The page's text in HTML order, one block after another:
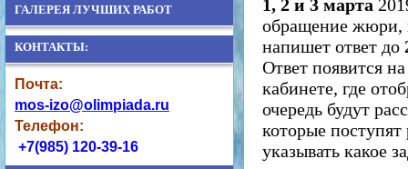
ГАЛЕРЕЯ ЛУЧШИХ РАБОТ
КОНТАКТЫ:
Почта:
mos-izo@olimpiada.ru
Телефон:
+7(985) 120-39-16
1, 2 и 3 марта
обращение жюри,
напишет ответ до
Ответ появится
кабинете, где
очередь будут
которые
указывать какое